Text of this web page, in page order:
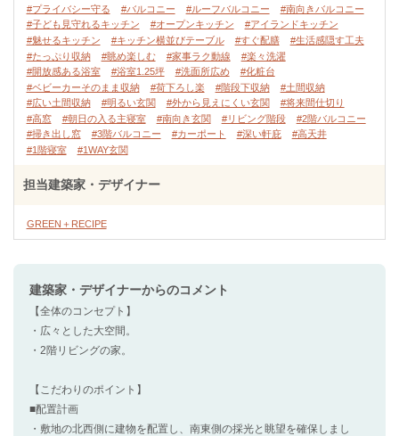
#プライバシー守る
#バルコニー #ルーフバルコニー
#南向きバルコニー
#子ども見守れるキッチン
#オープンキッチン
#アイランドキッチン
#魅せるキッチン
#キッチン横並びテーブル #すぐ配膳
#生活感隠す工夫
#たっぷり収納
#眺め楽しむ #家事ラク動線
#楽々洗濯
#開放感ある浴室
#浴室1.25坪 #洗面所広め
#化粧台
#ベビーカーそのまま収納
#荷下ろし楽 #階段下収納
#土間収納
#広い土間収納
#明るい玄関 #外から見えにくい玄関
#将来間仕切り
#高窓
#朝日の入る主寝室 #南向き玄関 #リビング階段
#2階バルコニー
#掃き出し窓
#3階バルコニー #カーポート #深い軒庇
#高天井
#1階寝室
#1WAY玄関
担当建築家・デザイナー
GREEN＋RECIPE
建築家・デザイナーからのコメント
【全体のコンセプト】
・広々とした大空間。
・2階リビングの家。
【こだわりのポイント】
■配置計画
・敷地の北西側に建物を配置し、南東側の採光と眺望を確保しまし